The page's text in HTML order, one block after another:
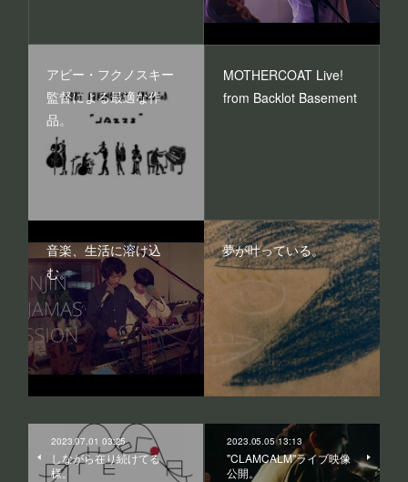
アビー・フクノスキー
監督による最適な作
品。
MOTHERCOAT Live!
from Backlot Basement
音楽、生活に溶け込
む。
夢が叶っている。
2023.07.01 03:25
しながら在り続けてる
様。
2023.05.05 13:13
"CLAMCALM"ライブ映像
公開。